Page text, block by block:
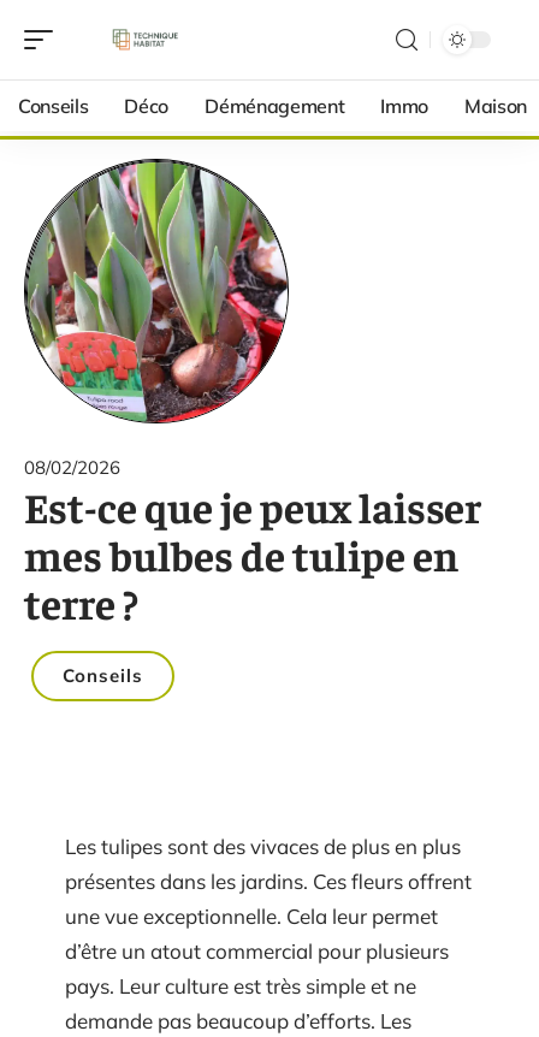
Conseils Déco Déménagement Immo Maison
08/02/2026
Est-ce que je peux laisser
mes bulbes de tulipe en
terre ?
Conseils
Les tulipes sont des vivaces de plus en plus
présentes dans les jardins. Ces fleurs offrent
une vue exceptionnelle. Cela leur permet
d’être un atout commercial pour plusieurs
pays. Leur culture est très simple et ne
demande pas beaucoup d’efforts. Les